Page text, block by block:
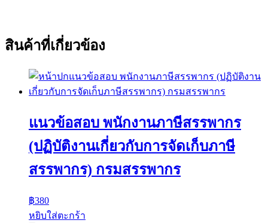
สินค้าที่เกี่ยวข้อง
แนวข้อสอบ พนักงานภาษีสรรพากร
(ปฏิบัติงานเกี่ยวกับการจัดเก็บภาษี
สรรพากร) กรมสรรพากร
฿380
หยิบใส่ตะกร้า